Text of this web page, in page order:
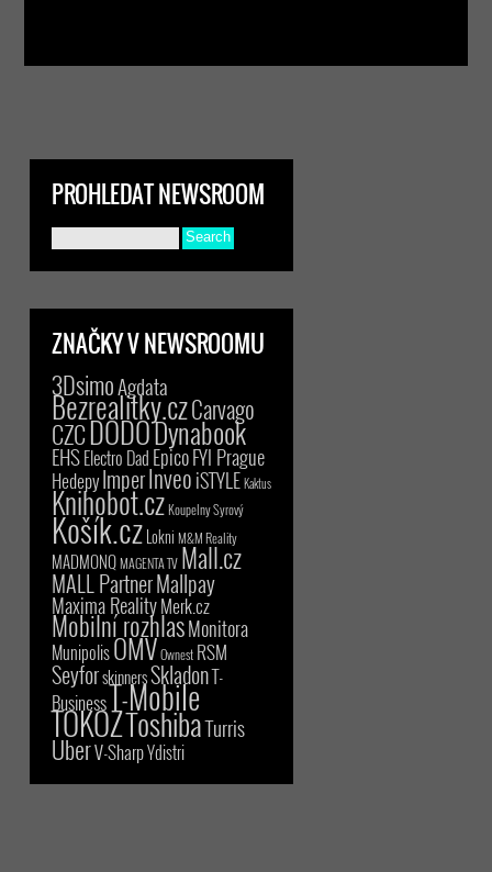
PROHLEDAT NEWSROOM
ZNAČKY V NEWSROOMU
3DsimoAgdata
Bezrealitky.czCarvago
CZCDODODynabook
EHSElectro Dad EpicoFYI Prague
HedepyImperInveoiSTYLE Kaktus
Knihobot.czKoupelny Syrový
Košík.czLokni M&M Reality
MADMONQMAGENTA TV Mall.cz
MALL PartnerMallpay
Maxima RealityMerk.cz
Mobilní rozhlasMonitora
MunipolisOMVOwnest RSM
SeyforskinnersSkladonT-
BusinessT-Mobile
TOKOZToshibaTurris
UberV-SharpYdistri